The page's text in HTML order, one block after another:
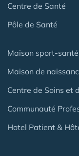
Centre de Santé
Pôle de Santé
Maison sport-santé
Maison de
Centre de Soins et
Communauté
Hotel Patient &